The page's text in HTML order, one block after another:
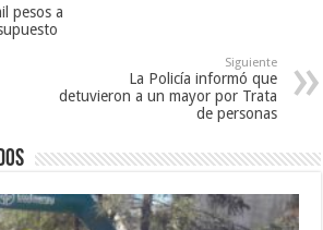
pesos a
Siguiente
La Policía informó que
detuvieron a un mayor por Trata
de personas